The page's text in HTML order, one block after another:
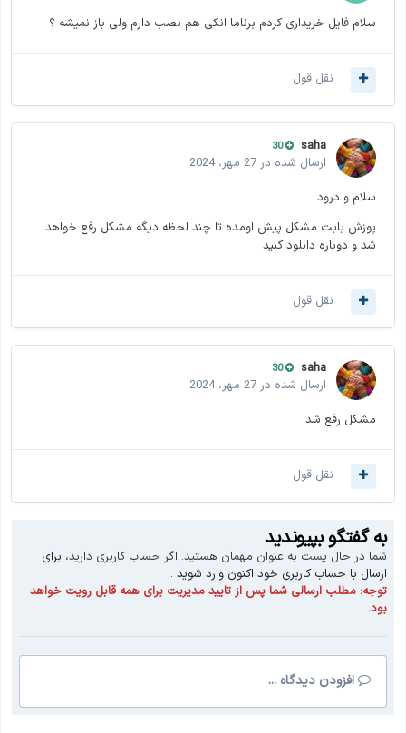
سلام فایل خریداری کردم برناما انکی هم نصب دارم ولی باز نمیشه ؟
نقل قول
saha
30
ارسال شده در 27 مهر، 2024
سلام و درود
پوزش بابت مشکل پیش اومده تا چند لحظه دیگه مشکل رفع خواهد
شد و دوباره دانلود کنید
نقل قول
saha
30
ارسال شده در 27 مهر، 2024
مشکل رفع شد
نقل قول
به گفتگو بپیوندید
شما در حال پست به عنوان مهمان هستید. اگر حساب کاربری دارید، برای
ارسال با حساب کاربری خود اکنون وارد شوید .
توجه: مطلب ارسالی شما پس از تایید مدیریت برای همه قابل رویت خواهد
بود.
افزودن دیدگاه ...